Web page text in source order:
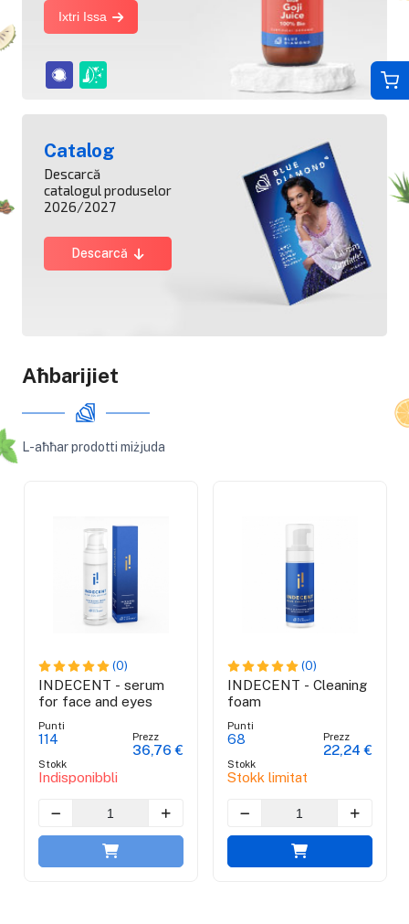
Ixtri Issa
Catalog
Descarcă
catalogul produselor
2026/2027
Descarcă
Aħbarijiet
L-aħħar prodotti miżjuda
(0)
INDECENT - serum
for face and eyes
Punti
114
Stokk
Indisponibbli
Prezz
36,76 €
(0)
INDECENT - Cleaning
foam
Punti
68
Stokk
Stokk limitat
Prezz
22,24 €